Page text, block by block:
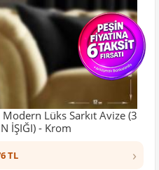
Lüks Sarkıt Avize (3
İŞIĞI) - Krom
TL ›